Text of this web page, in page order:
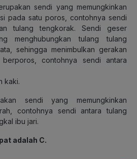
sendi yang memungkinkan
pada satu poros, contohnya sendi
tulang tengkorak. Sendi geser
menghubungkan tulang tulang
sehingga menimbulkan gerakan
contohnya sendi antara
kaki.
sendi yang memungkinkan
contohnya sendi antara tulang
ibu jari.
adalah C.